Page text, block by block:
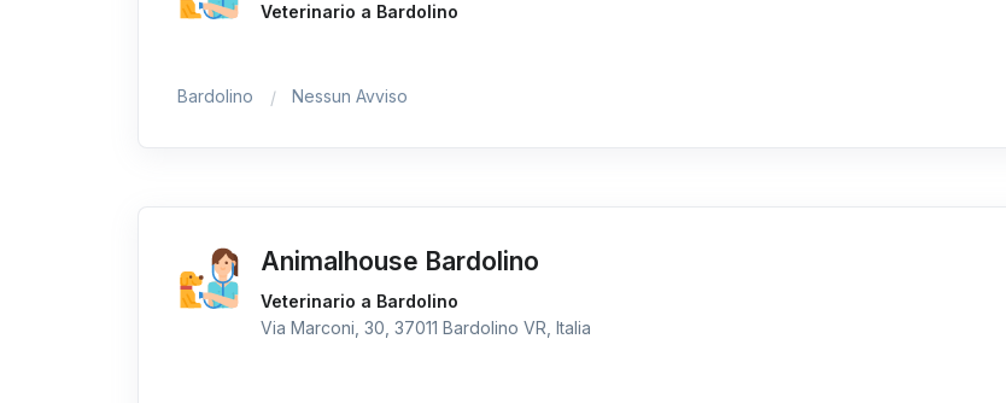
Veterinario a Bardolino
Bardolino Nessun Avviso
Animalhouse Bardolino
Veterinario a Bardolino
Via Marconi, 30, 37011 Bardolino VR, Italia